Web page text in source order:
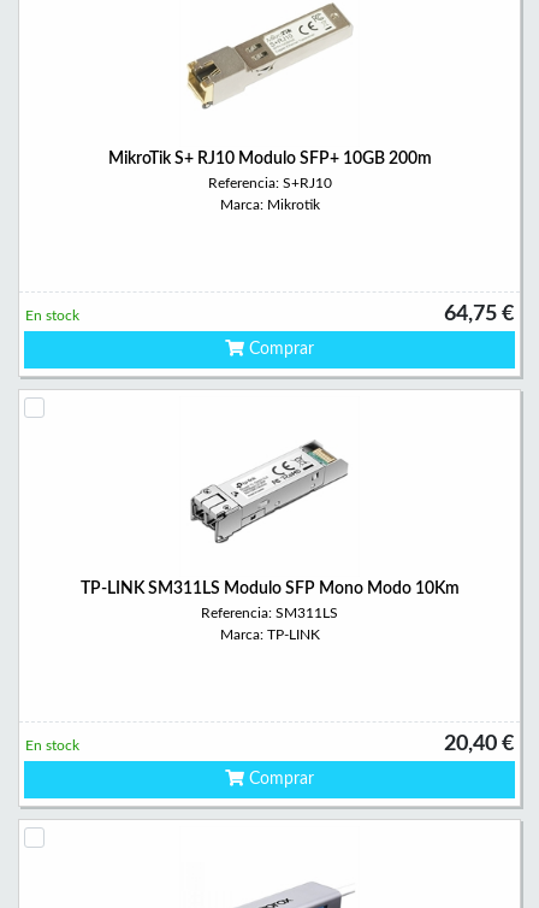
MikroTik S+ RJ10 Modulo SFP+ 10GB 200m
Referencia: S+RJ10
Marca: Mikrotik
64,75 €
En stock
Comprar
TP-LINK SM311LS Modulo SFP Mono Modo 10Km
Referencia: SM311LS
Marca: TP-LINK
20,40 €
En stock
Comprar